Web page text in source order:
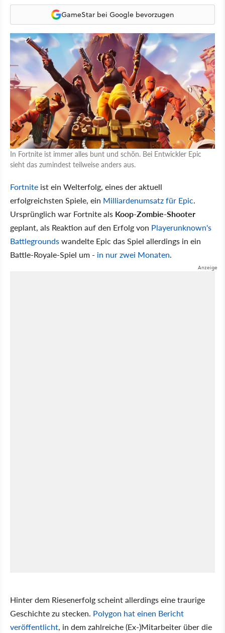
GameStar bei Google bevorzugen
In Fortnite ist immer alles bunt und schön. Bei Entwickler Epic
sieht das zumindest teilweise anders aus.
Fortnite ist ein Welterfolg, eines der aktuell
erfolgreichsten Spiele, ein Milliardenumsatz für Epic.
Ursprünglich war Fortnite als Koop-Zombie-Shooter
geplant, als Reaktion auf den Erfolg von Playerunknown's
Battlegroundswandelte Epic das Spiel allerdings in ein
Battle-Royale-Spiel um - in nur zwei Monaten.
Hinter dem Riesenerfolg scheint allerdings eine traurige
Geschichte zu stecken. Polygon hat einen Bericht
veröffentlicht, in dem zahlreiche (Ex-)Mitarbeiter über die